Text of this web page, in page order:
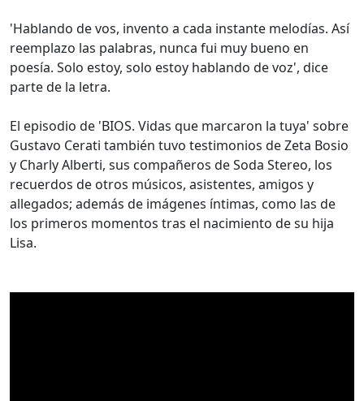
'Hablando de vos, invento a cada instante melodías. Así
reemplazo las palabras, nunca fui muy bueno en
poesía. Solo estoy, solo estoy hablando de voz', dice
parte de la letra.
El episodio de 'BIOS. Vidas que marcaron la tuya' sobre
Gustavo Cerati también tuvo testimonios de Zeta Bosio
y Charly Alberti, sus compañeros de Soda Stereo, los
recuerdos de otros músicos, asistentes, amigos y
allegados; además de imágenes íntimas, como las de
los primeros momentos tras el nacimiento de su hija
Lisa.